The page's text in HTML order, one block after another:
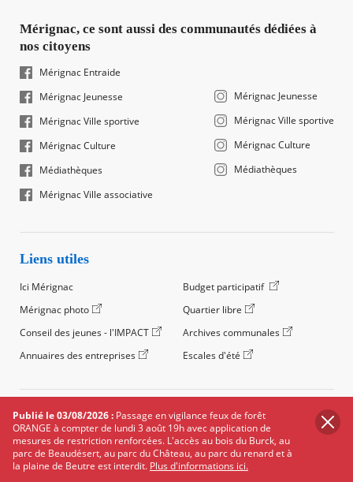
Publié le 03/08/2026 : Passage en vigilance feux de forêt
ORANGE à compter de lundi 3 août 19h avec application de
mesures de restriction renforcées. L'accès au bois du Burck, au
parc de Beaudésert, au parc du Château, au parc du renard et à
la plaine de Beutre est interdit. Plus d'informations ici.
Mérignac, ce sont aussi des communautés dédiées à
nos citoyens
Mérignac Entraide
Mérignac Jeunesse
Mérignac Ville sportive
Mérignac Culture
Médiathèques
Mérignac Ville associative
Mérignac Jeunesse
Mérignac Ville sportive
Mérignac Culture
Médiathèques
Liens utiles
Ici Mérignac
Budget participatif
Mérignac photo
Quartier libre
Conseil des jeunes - l'IMPACT
Archives communales
Annuaires des entreprises
Escales d'été
©2024 Ville de Mérignac, Tous droits réservés
Footer
legals
Mentions légales Salle de presse
Recrutement
Foire aux questions (FAQ)
Carte des équipements
Carte des travaux
Réseaux sociaux
Données personnelles